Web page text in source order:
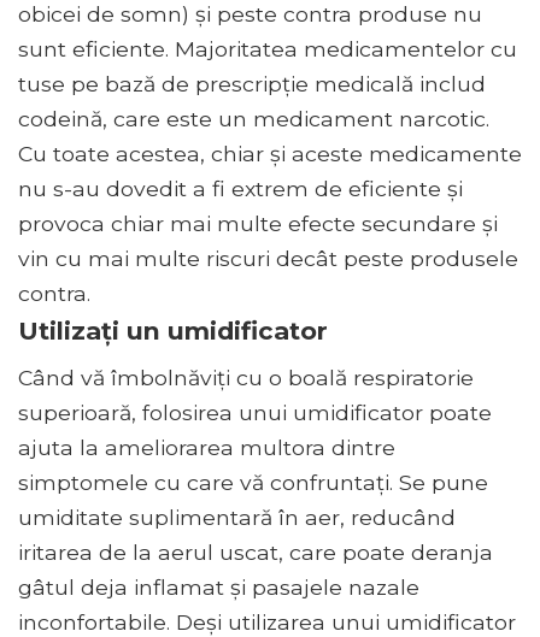
obicei de somn) și peste contra produse nu
sunt eficiente. Majoritatea medicamentelor cu
tuse pe bază de prescripție medicală includ
codeină, care este un medicament narcotic.
Cu toate acestea, chiar și aceste medicamente
nu s-au dovedit a fi extrem de eficiente și
provoca chiar mai multe efecte secundare și
vin cu mai multe riscuri decât peste produsele
contra.
Utilizați un umidificator
Când vă îmbolnăviți cu o boală respiratorie
superioară, folosirea unui umidificator poate
ajuta la ameliorarea multora dintre
simptomele cu care vă confruntați. Se pune
umiditate suplimentară în aer, reducând
iritarea de la aerul uscat, care poate deranja
gâtul deja inflamat și pasajele nazale
inconfortabile. Deși utilizarea unui umidificator